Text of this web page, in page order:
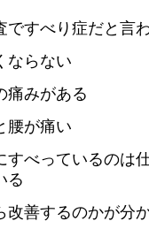
ですべり症だと言
ならない
痛みがある
腰が痛い
すべっているのは
る
改善するのかが分